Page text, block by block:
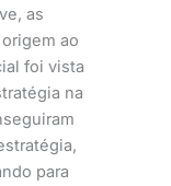
as
ao
foi vista
na
para